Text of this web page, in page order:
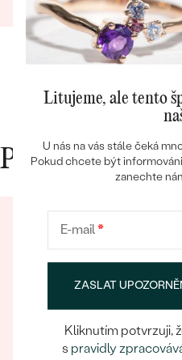
OBJEVIT
29.01.2025
Proč nakupovat
Při nakupování online i
Litujeme, ale tento
U nás na vás stále čeká
Pokud chcete být
zanechte
E-mail*
ZASLAT
Kliknutím potvrzuji,
s pravidly